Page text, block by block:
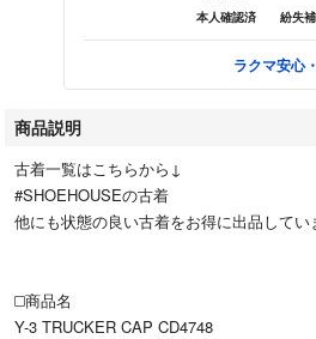
本人確認済 紛失
ラクマ安心
商品説明
古着一覧はこちらから↓
#SHOEHOUSEの古着
他にも状態の良い古着をお得に出品してい
◻️商品名
Y-3 TRUCKER CAP CD4748